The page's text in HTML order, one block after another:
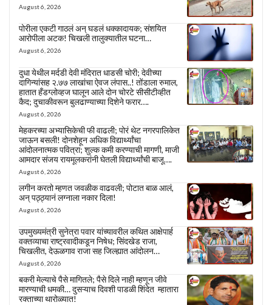
August 6, 2026
पोरीला एकटी गाठलं अन् घडलं धक्कादायक; संशयित
आरोपीला अटक! चिखली तालुक्यातील घटना…
August 6, 2026
दुधा येथील मर्दडी देवी मंदिरात धाडसी चोरी; देवीच्या
दागिन्यांसह २.७७ लाखांचा ऐवज लंपास..! तोंडाला रुमाल,
हातात हँडग्लोव्हज घालून आले दोन चोरटे सीसीटीव्हीत
कैद; दुचाकीवरून बुलढाण्याच्या दिशेने फरार….
August 6, 2026
मेहकरच्या अभ्यासिकेची फी वाढली; पोरं थेट नगरपालिकेत
जाऊन बसली! दोनशेहून अधिक विद्यार्थ्यांचा
आंदोलनात्मक पवित्रा; शुल्क कमी करण्याची मागणी, माजी
आमदार संजय रायमूलकरांनी घेतली विद्यार्थ्यांची बाजू….
August 6, 2026
लगीन करतो म्हणत जवळीक वाढवली; पोटात बाळ आलं,
अन् पठ्ठ्यानं लग्नाला नकार दिला!
August 6, 2026
उपमुख्यमंत्री सुनेत्रा पवार यांच्यावरील कथित आक्षेपार्ह
वक्तव्याचा राष्ट्रवादीकडून निषेध; सिंदखेड राजा,
चिखलीत, देऊळगाव राजा सह जिल्ह्यात आंदोलन…
August 6, 2026
बकरी मेल्याचे पैसे मागितले; पैसे दिले नाही म्हणून जीवे
मारण्याची धमकी… दुसऱ्याच दिवशी पाडळी शिंदेत म्हातारा
रक्ताच्या थारोळ्यात!